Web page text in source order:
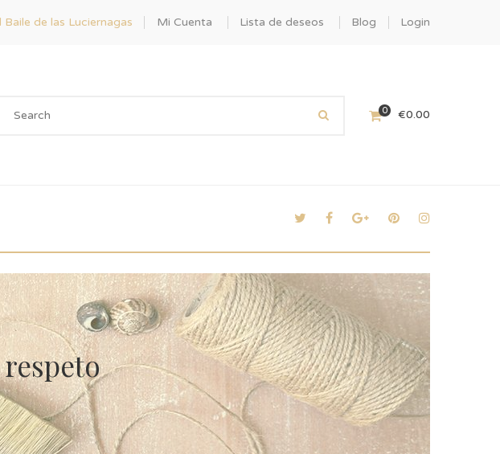
Baile de las Luciernagas Mi Cuenta Lista de deseos Blog Login
0 €0.00